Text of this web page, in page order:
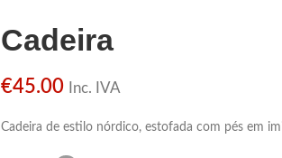
Cadeira
€45.00 Inc. IVA
Cadeira de estilo nórdico, estofada com pés em